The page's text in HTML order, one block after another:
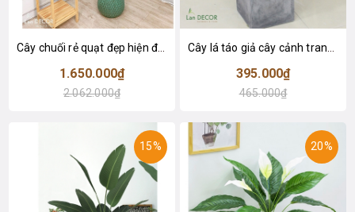
Cây chuối rẻ quạt đẹp hiện đại trang trí 1m8 - LC3019 (Gồm 12 lá)
1.650.000₫
2.062.000₫
395.000₫
465.000₫
15% 20%